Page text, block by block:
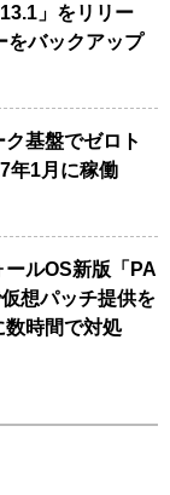
」をリリー
をバックアップ
基盤でゼロト
年1月に稼働
ルOS新版「PA
想パッチ提供を
数時間で対処